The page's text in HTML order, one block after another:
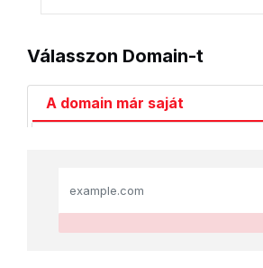
Válasszon Domain-t
A domain már saját